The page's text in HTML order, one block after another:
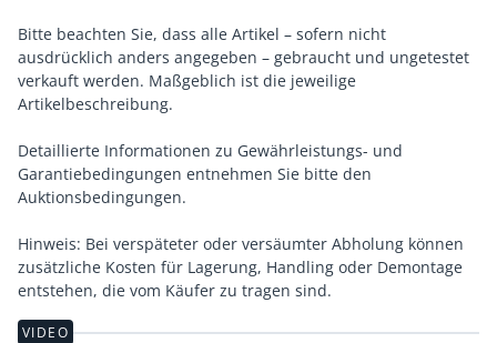
Bitte beachten Sie, dass alle Artikel – sofern nicht
ausdrücklich anders angegeben – gebraucht und ungetestet
verkauft werden. Maßgeblich ist die jeweilige
Artikelbeschreibung.
Detaillierte Informationen zu Gewährleistungs- und
Garantiebedingungen entnehmen Sie bitte den
Auktionsbedingungen.
Hinweis: Bei verspäteter oder versäumter Abholung können
zusätzliche Kosten für Lagerung, Handling oder Demontage
entstehen, die vom Käufer zu tragen sind.
VIDEO